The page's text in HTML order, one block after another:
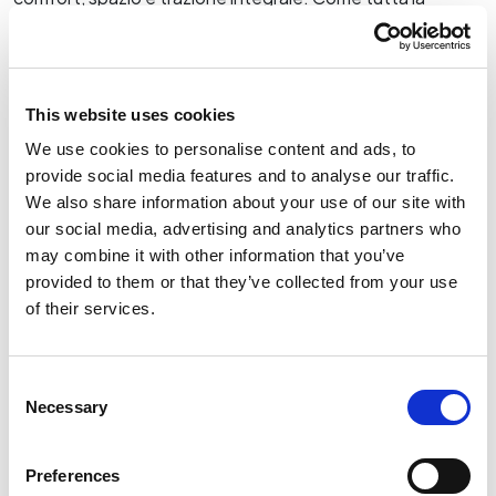
This website uses cookies
We use cookies to personalise content and ads, to
provide social media features and to analyse our traffic.
We also share information about your use of our site with
our social media, advertising and analytics partners who
may combine it with other information that you’ve
provided to them or that they’ve collected from your use
of their services.
Selection
Necessary
Preferences
gamma KIA, anche la Sportage include la garanzia di 7 anni
Vuoi provarla? Ti aspettiamo in sede per un test drive. K-
confronto tra versioni, offerte e soluzioni di
finanziamento su misura.
Prezzo a partire da33.750€